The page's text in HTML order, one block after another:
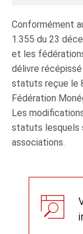
Conformément
1.355 du 23
et les
délivre
statuts reçue le
Fédération
Les
statuts lesquels
associations.